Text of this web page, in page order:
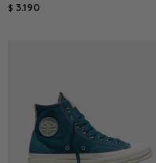
$ 3.190